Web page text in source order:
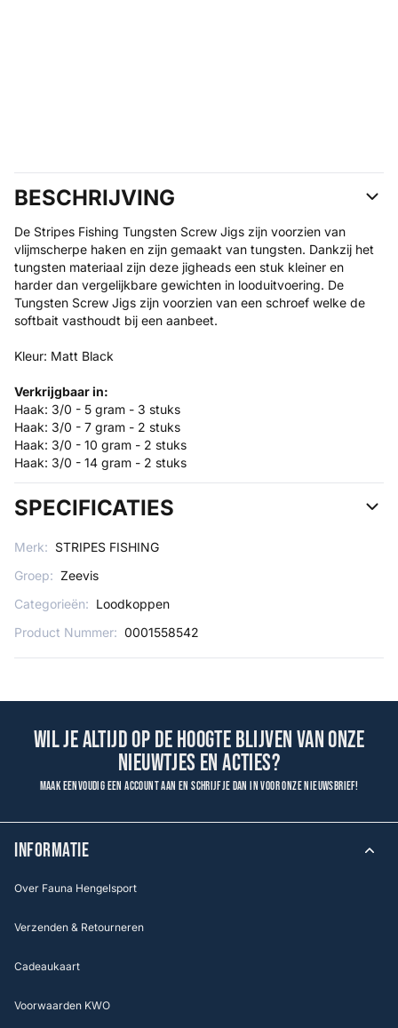
BESCHRIJVING
De Stripes Fishing Tungsten Screw Jigs zijn voorzien van
vlijmscherpe haken en zijn gemaakt van tungsten. Dankzij het
tungsten materiaal zijn deze jigheads een stuk kleiner en
harder dan vergelijkbare gewichten in looduitvoering. De
Tungsten Screw Jigs zijn voorzien van een schroef welke de
softbait vasthoudt bij een aanbeet.
Kleur: Matt Black
Verkrijgbaar in:
Haak: 3/0 - 5 gram - 3 stuks
Haak: 3/0 - 7 gram - 2 stuks
Haak: 3/0 - 10 gram - 2 stuks
Haak: 3/0 - 14 gram - 2 stuks
SPECIFICATIES
Merk: STRIPES FISHING
Groep: Zeevis
Categorieën: Loodkoppen
Product Nummer: 0001558542
Wil je altijd op de hoogte blijven van onze
nieuwtjes en acties?
Maak eenvoudig een account aan en schrijf je dan in voor onze nieuwsbrief!
INFORMATIE
Over Fauna Hengelsport
Verzenden & Retourneren
Cadeaukaart
Voorwaarden KWO